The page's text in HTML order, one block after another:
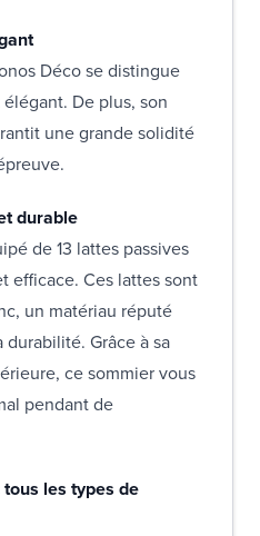
Déco se distingue
De plus, son
une grande solidité
durable
de 13 lattes passives
efficace. Ces lattes sont
un matériau réputé
durabilité. Grâce à sa
ce sommier vous
pendant de
les types de